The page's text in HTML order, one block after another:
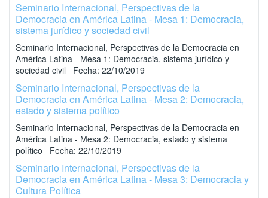
Seminario Internacional, Perspectivas de la
Democracia en América Latina - Mesa 1: Democracia,
sistema jurídico y sociedad civil
Seminario Internacional, Perspectivas de la Democracia en
América Latina - Mesa 1: Democracia, sistema jurídico y
sociedad civil Fecha: 22/10/2019
Seminario Internacional, Perspectivas de la
Democracia en América Latina - Mesa 2: Democracia,
estado y sistema político
Seminario Internacional, Perspectivas de la Democracia en
América Latina - Mesa 2: Democracia, estado y sistema
político Fecha: 22/10/2019
Seminario Internacional, Perspectivas de la
Democracia en América Latina - Mesa 3: Democracia y
Cultura Política